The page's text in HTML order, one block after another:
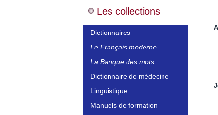
Les collections
Dictionnaires
Le Français moderne
La Banque des mots
Dictionnaire de médecine
Linguistique
Manuels de formation